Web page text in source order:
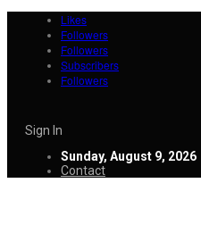
Likes
Followers
Followers
Subscribers
Followers
Sign In
Sunday, August 9, 2026
Contact